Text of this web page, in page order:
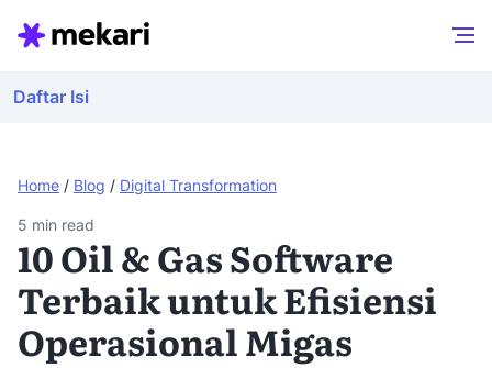
Home / Blog / Digital Transformation
Daftar Isi
5 min read
10 Oil & Gas Software
Terbaik untuk Efisiensi
Operasional Migas